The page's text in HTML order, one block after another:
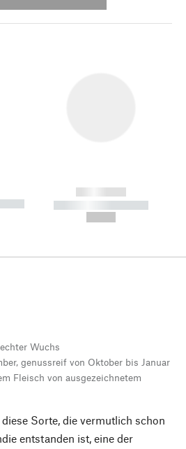
------------
----------- -----------
Wuchs
genussreif von Oktober bis Januar
Fleisch von ausgezeichnetem
Sorte, die vermutlich schon
entstanden ist, eine der